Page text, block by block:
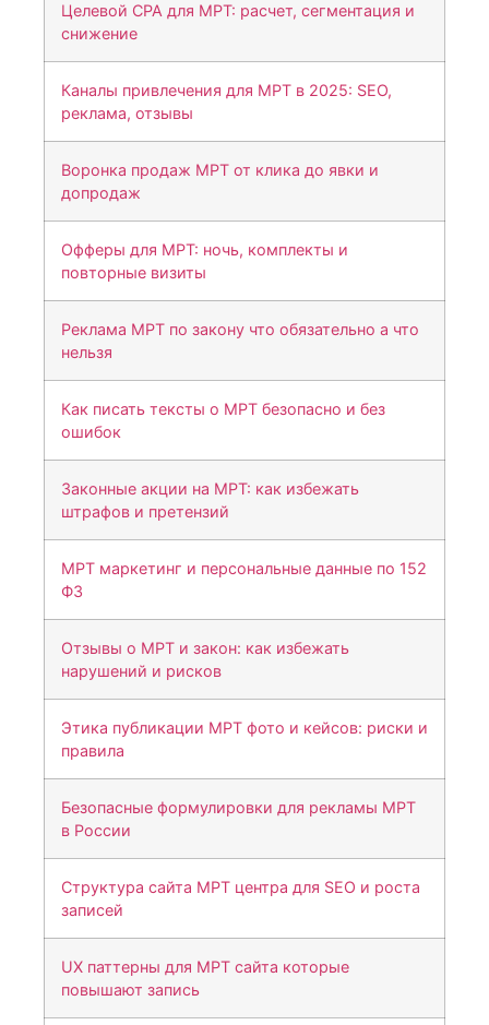
Целевой CPA для МРТ: расчет, сегментация и
снижение
Каналы привлечения для МРТ в 2025: SEO,
реклама, отзывы
Воронка продаж МРТ от клика до явки и
допродаж
Офферы для МРТ: ночь, комплекты и
повторные визиты
Реклама МРТ по закону что обязательно а что
нельзя
Как писать тексты о МРТ безопасно и без
ошибок
Законные акции на МРТ: как избежать
штрафов и претензий
МРТ маркетинг и персональные данные по 152
ФЗ
Отзывы о МРТ и закон: как избежать
нарушений и рисков
Этика публикации МРТ фото и кейсов: риски и
правила
Безопасные формулировки для рекламы МРТ
в России
Структура сайта МРТ центра для SEO и роста
записей
UX паттерны для МРТ сайта которые
повышают запись